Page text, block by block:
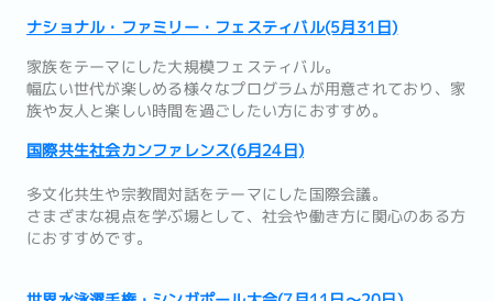
ナショナル・ファミリー・フェスティバル(5月31日)
家族をテーマにした大規模フェスティバル。
幅広い世代が楽しめる様々なプログラムが用意されており、家
族や友人と楽しい時間を過ごしたい方におすすめ。
国際共生社会カンファレンス(6月24日)
多文化共生や宗教間対話をテーマにした国際会議。
さまざまな視点を学ぶ場として、社会や働き方に関心のある方
におすすめです。